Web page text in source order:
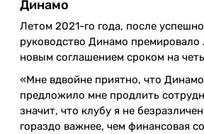
Динамо
Летом 2021-го года, после
руководство Динамо
новым соглашением сроком на
«Мне вдвойне приятно, что
предложило мне продлить
значит, что клубу я не
гораздо важнее, чем финансовая